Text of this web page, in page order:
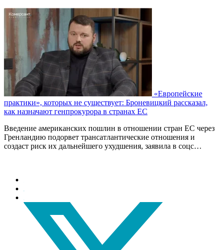
«Европейские
практики», которых не существует: Броневицкий рассказал,
как назначают генпрокурора в странах ЕС
Введение американских пошлин в отношении стран ЕС через
Гренландию подорвет трансатлантические отношения и
создаст риск их дальнейшего ухудшения, заявила в соцс…